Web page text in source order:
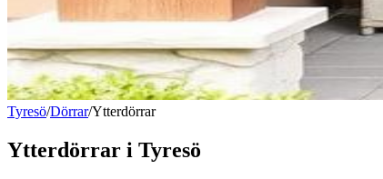
Tyresö/Dörrar/Ytterdörrar
Ytterdörrar i Tyresö